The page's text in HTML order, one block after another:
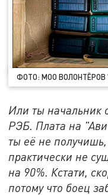
ФОТО: МОО
Или ты начальник
РЭБ. Плата на
ты её не
практически не
на 90%. Кстати,
потому что боец